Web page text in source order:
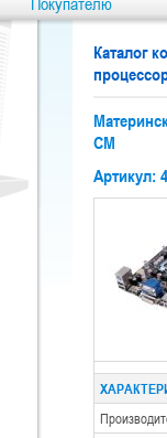
Каталог
CM
Артикул: